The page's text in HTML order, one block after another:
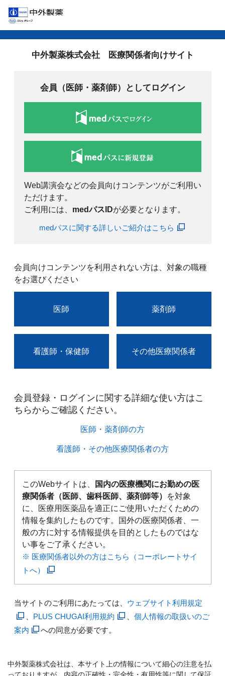
中外製薬株式会社 医療関係者向けサイト
会員（医師・薬剤師）としてログイン
Web講演会などの会員向けコンテンツがご利用い
ただけます。
ご利用には、 medパスIDが必要となります。
medパスに関する詳しいご紹介はこちら
会員向けコンテンツを利用されない方は、対象の職種
をお選びください
医師 薬剤師
看護師・保健師 その他医療関係者
会員登録・ログインに関する詳細な使い方はこ
ちらからご確認ください。​
医師・薬剤師の方​
看護師・その他医療関係者の方​
このWebサイトは、
国内の医療機関にお勤めの医
療関係者（医師、歯科医師、薬剤師等）
を対象
に、医療用医薬品を適正にご使用いただくための
情報を集約したものです。国外の医療関係者、一
般の方に対する情報提供を目的としたものではな
い事をご了承ください。
※ 医療関係者以外の方はこちら（コーポレートサイ
トへ）
当サイトのご利用にあたっては、 ウェブサイト利用規定
PLUS CHUGAI利用規約
個人情報の取扱いのご
案内
への同意が必要です。
中外製薬株式会社は、本サイト上の情報について細心の注意を払
っておりますが、内容の正確性・完全性・有用性等に関して保証